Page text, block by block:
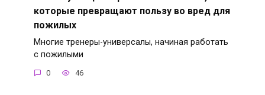
которые превращают пользу во вред для
пожилых
Многие тренеры-универсалы, начиная работать
с пожилыми
0 46